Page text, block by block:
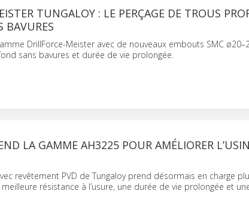
TUNGALOY : LE PERÇAGE DE TROUS
BAVURES
DrillForce-Meister avec de nouveaux embouts SMC
sans bavures et durée de vie prolongée.
LA GAMME AH3225 POUR AMÉLIORER
revêtement PVD de Tungaloy prend désormais en charge
résistance à l’usure, une durée de vie prolongée et